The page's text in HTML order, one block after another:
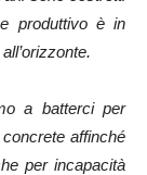
produttivo è in
a batterci per
affinché
per incapacità